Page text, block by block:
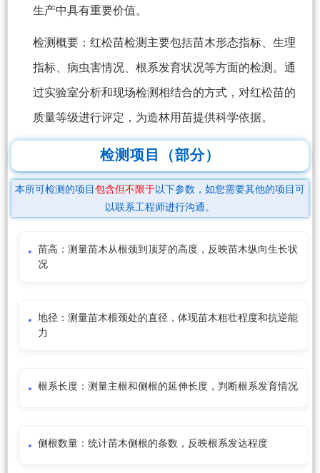
生产中具有重要价值。
检测概要：红松苗检测主要包括苗木形态指标、生理
指标、病虫害情况、根系发育状况等方面的检测。通
过实验室分析和现场检测相结合的方式，对红松苗的
质量等级进行评定，为造林用苗提供科学依据。
检测项目（部分）
本所可检测的项目 包含但不限于以下参数，如您需要其他的项目可
以联系工程师进行沟通。
苗高：测量苗木从根颈到顶芽的高度，反映苗木纵向生长状
况
地径：测量苗木根颈处的直径，体现苗木粗壮程度和抗逆能
力
根系长度：测量主根和侧根的延伸长度，判断根系发育情况
侧根数量：统计苗木侧根的条数，反映根系发达程度